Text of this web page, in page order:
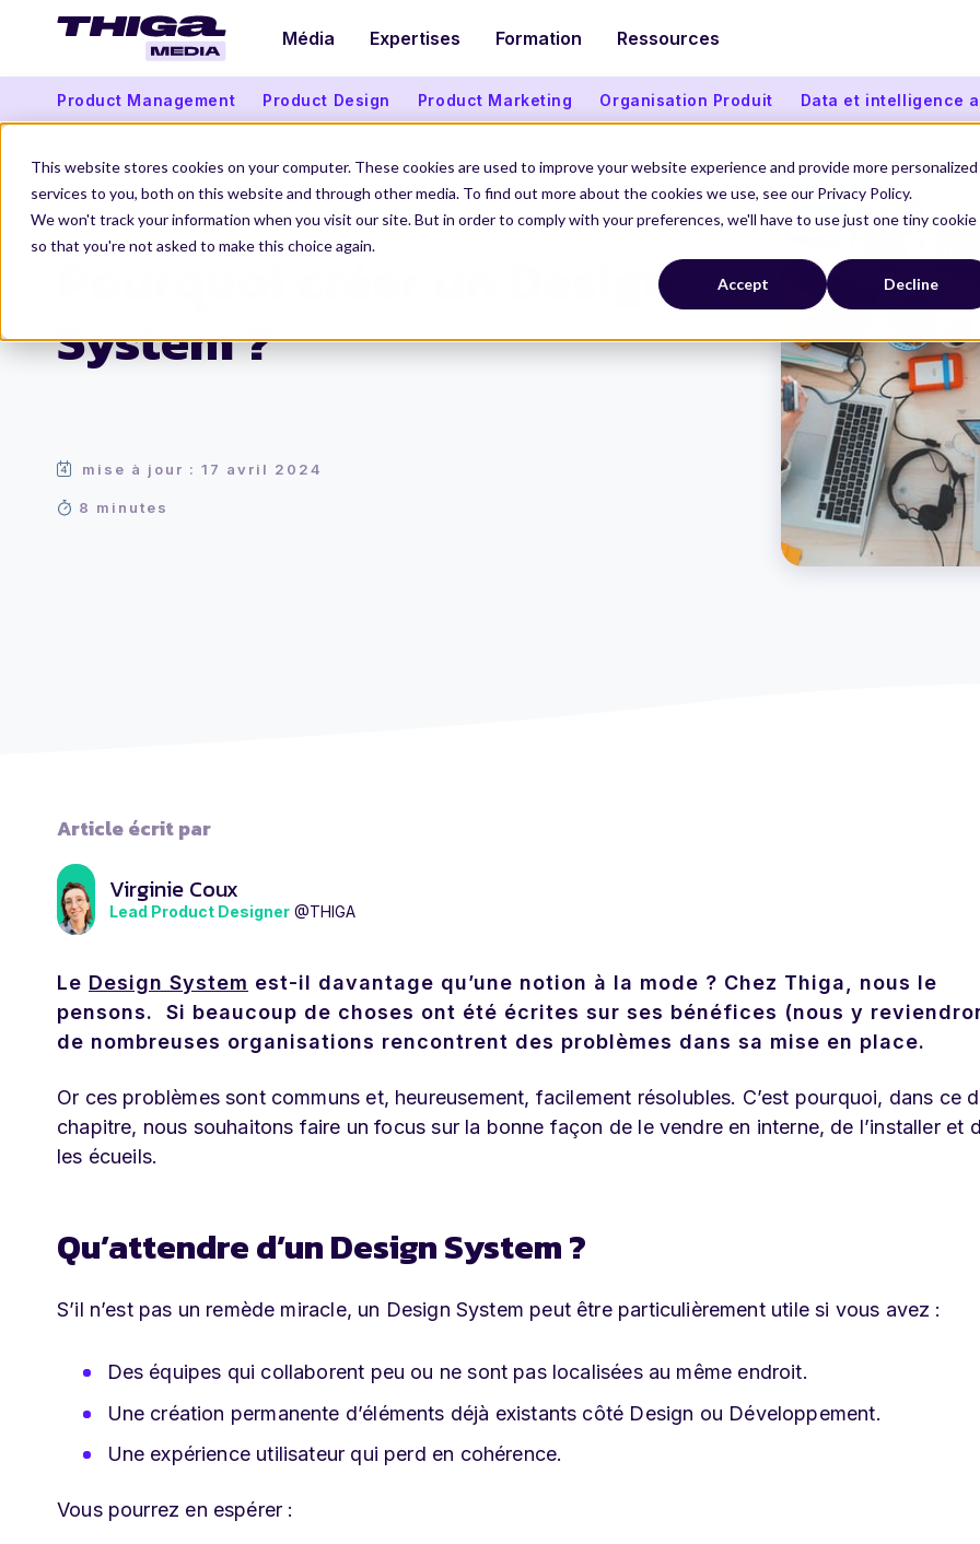
This website stores cookies on your computer. These cookies are used to improve your website experience and provide more personalized
services to you, both on this website and through other media. To find out more about the cookies we use, see our Privacy Policy.
We won't track your information when you visit our site. But in order to comply with your preferences, we'll have to use just one tiny cookie
so that you're not asked to make this choice again.
Accept Decline
Média Expertises Formation Ressources
Product Management Product Design Product Marketing Organisation Produit Data et intelligence
Thiga Media Organisation Produit Pourquoi créer un Design System ?
Pourquoi créer un Design
System ?
mise à jour : 17 avril 2024
8 minutes
Article écrit par
Virginie Coux
Lead Product Designer @THIGA
Le Design System est-il davantage qu’une notion à la mode ? Chez Thiga, nous le
pensons. Si beaucoup de choses ont été écrites sur ses bénéfices (nous y
de nombreuses organisations rencontrent des problèmes dans sa mise en place.
Or ces problèmes sont communs et, heureusement, facilement résolubles. C’est pourquoi, dans ce
chapitre, nous souhaitons faire un focus sur la bonne façon de le vendre en interne, de l’installer et
les écueils.
Qu’attendre d’un Design System ?
S’il n’est pas un remède miracle, un Design System peut être particulièrement utile si vous avez :
Des équipes qui collaborent peu ou ne sont pas localisées au même endroit.
Une création permanente d’éléments déjà existants côté Design ou Développement.
Une expérience utilisateur qui perd en cohérence.
Vous pourrez en espérer :